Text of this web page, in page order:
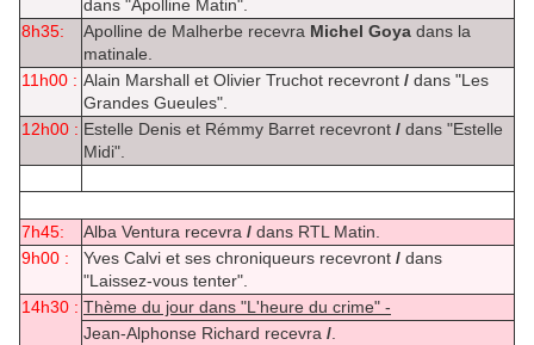
dans "Apolline Matin".
8h35:
Apolline de Malherbe recevra Michel Goya dans la
matinale.
11h00 : Alain Marshall et Olivier Truchot recevront / dans "Les
Grandes Gueules".
12h00 : Estelle Denis et Rémmy Barret recevront / dans "Estelle
Midi".
7h45: Alba Ventura recevra / dans RTL Matin.
9h00 :
Yves Calvi et ses chroniqueurs recevront / dans
"Laissez-vous tenter".
14h30 : Thème du jour dans "L'heure du crime" -
Jean-Alphonse Richard recevra /